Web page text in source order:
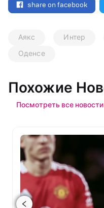
share on facebook
Аякс Интер
Оденсе
Похожие
Посмотреть все новости